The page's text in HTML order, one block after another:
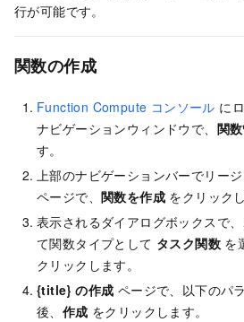
行が可能です。
関数の作成
Function Compute コンソール に
ナビゲーションウィンドウで、 関
す。
上部のナビゲーションバーでリージ
ページで、 関数を作成 をクリック
表示されるダイアログボックスで
て関数タイプとして タスク関数 を
クリックします。
{title} の作成 ページで、以下のパ
後、 作成 をクリックします。